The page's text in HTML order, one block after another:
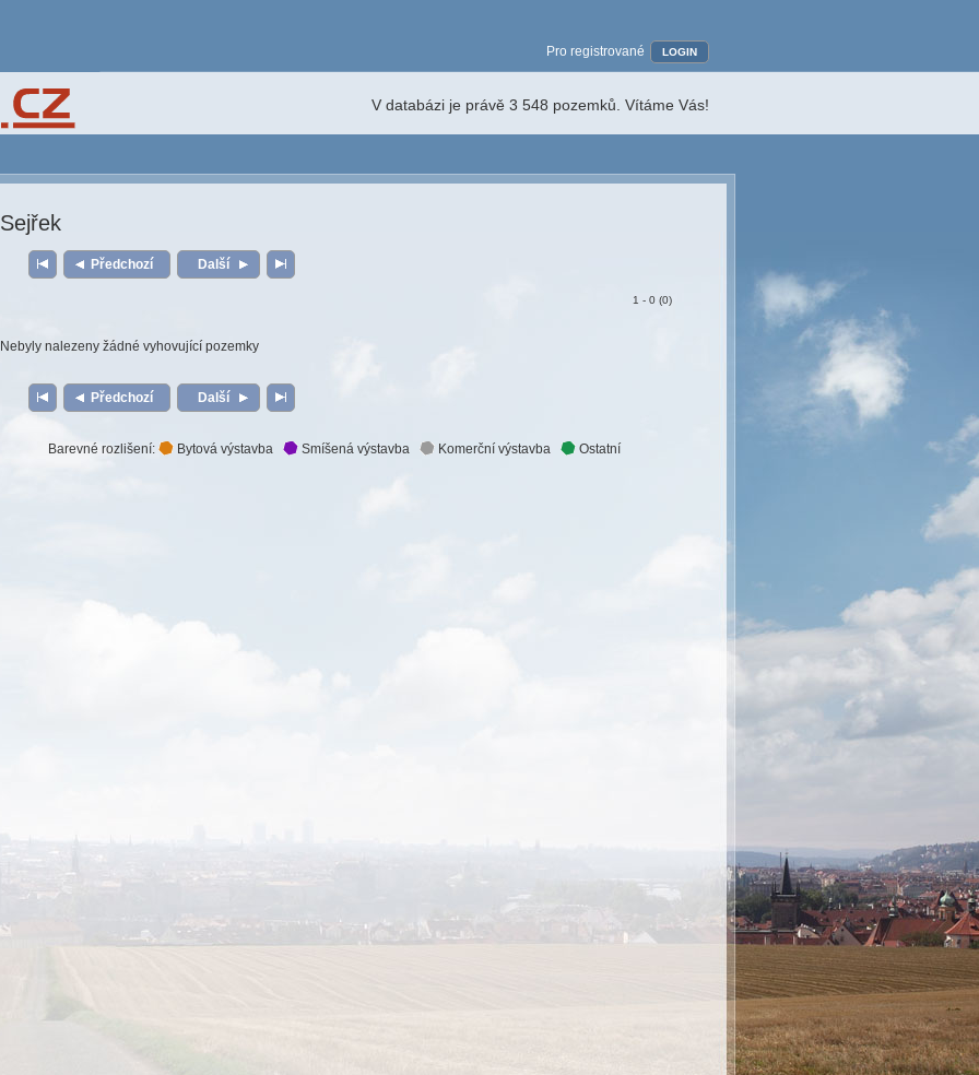
Pro registrované LOGIN
V databázi je právě 3 548 pozemků. Vítáme Vás!
Sejřek
Předchozí Další
1 - 0 (0)
Nebyly nalezeny žádné vyhovující pozemky
Předchozí Další
Barevné rozlišení: Bytová výstavba Smíšená výstavba Komerční výstavba Ostatní